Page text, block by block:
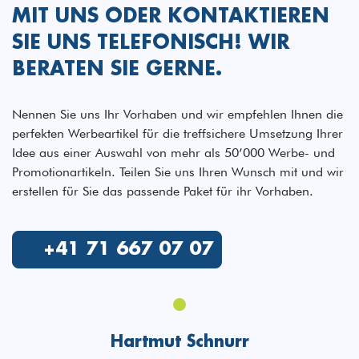
MIT UNS ODER KONTAKTIEREN
SIE UNS TELEFONISCH! WIR
BERATEN SIE GERNE.
Nennen Sie uns Ihr Vorhaben und wir empfehlen Ihnen die
perfekten Werbeartikel für die treffsichere Umsetzung Ihrer
Idee aus einer Auswahl von mehr als 50’000 Werbe- und
Promotionartikeln. Teilen Sie uns Ihren Wunsch mit und wir
erstellen für Sie das passende Paket für ihr Vorhaben.
+41 71 667 07 07
Birgit Fritschi
Guido Meier
Hartmut Schnurr
Edith Meier-Vonwil
Fabian Stäheli
Birgit Fritschi
Guido Meier